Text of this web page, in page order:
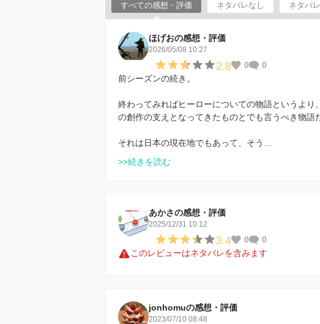
すべての感想・評価 ネタバレなし ネタバレ
ほげおの感想・評価
2026/05/08 10:27
2.8 0
0
前シーズンの続き。
終わってみればヒーローについての物語というよ
の創作の支えとなってきたものとでも言うべき物語
それは日本の現在地でもあって、そう…
>>続きを読む
あかさの感想・評価
2025/12/31 10:12
3.4 0
0
このレビューはネタバレを含みます
jonhomuの感想・評価
2023/07/10 08:48